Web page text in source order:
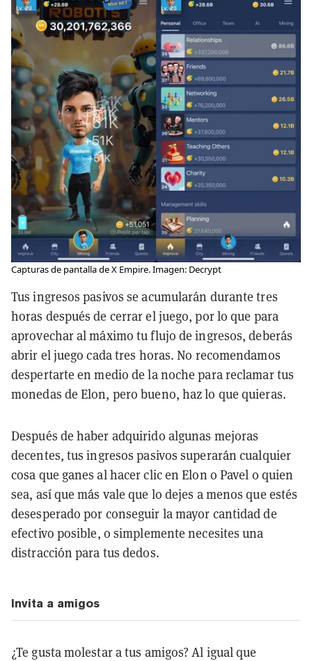
Capturas de pantalla de X Empire. Imagen: Decrypt
Tus ingresos pasivos se acumularán durante tres
horas después de cerrar el juego, por lo que para
aprovechar al máximo tu flujo de ingresos, deberás
abrir el juego cada tres horas. No recomendamos
despertarte en medio de la noche para reclamar tus
monedas de Elon, pero bueno, haz lo que quieras.
Después de haber adquirido algunas mejoras
decentes, tus ingresos pasivos superarán cualquier
cosa que ganes al hacer clic en Elon o Pavel o quien
sea, así que más vale que lo dejes a menos que estés
desesperado por conseguir la mayor cantidad de
efectivo posible, o simplemente necesites una
distracción para tus dedos.
Invita a amigos
¿Te gusta molestar a tus amigos? Al igual que